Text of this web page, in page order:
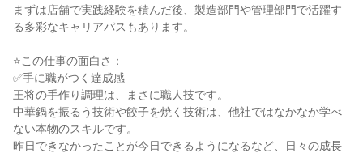
まずは店舗で実践経験を積んだ後、製造部門や管理部門で活躍す
る多彩なキャリアパスもあります。
⭐この仕事の面白さ：
✅手に職がつく達成感
王将の手作り調理は、まさに職人技です。
中華鍋を振るう技術や餃子を焼く技術は、他社ではなかなか学べ
ない本物のスキルです。
昨日できなかったことが今日できるようになるなど、日々の成長